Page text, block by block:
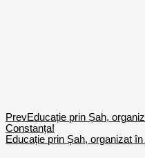
PrevEducație prin Șah,
Constanța!
Educație prin Șah, organizat